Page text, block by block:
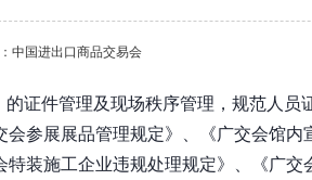
中国进出口商品交易会
证件管理及现场秩序管理，规范人员
参展展品管理规定》、《广交会馆内
装施工企业违规处理规定》、《广交